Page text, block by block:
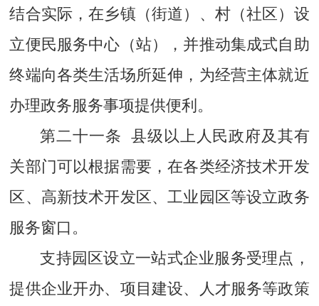
结合实际，在乡镇（街道）、村（社区）设
立便民服务中心（站），并推动集成式自助
终端向各类生活场所延伸，为经营主体就近
办理政务服务事项提供便利。
第二十一条 县级以上人民政府及其有
关部门可以根据需要，在各类经济技术开发
区、高新技术开发区、工业园区等设立政务
服务窗口。
支持园区设立一站式企业服务受理点，
提供企业开办、项目建设、人才服务等政策